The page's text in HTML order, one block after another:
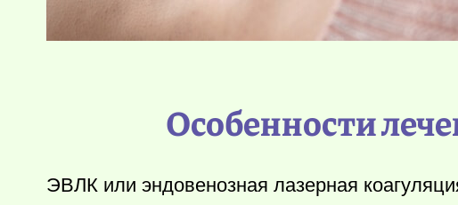
Особенности
ЭВЛК или эндовенозная лазерная